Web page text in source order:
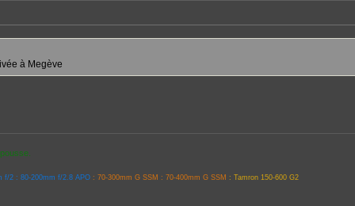
à Megève
f/2 : 80-200mm f/2.8 APO : 70-300mm G SSM : 70-400mm G SSM : Tamron 150-600 G2